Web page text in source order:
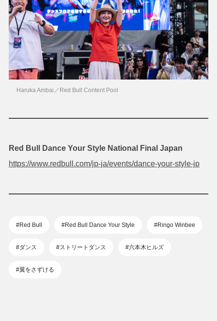
Haruka Ambai／Red Bull Content Pool
Red Bull Dance Your Style National Final Japan
https://www.redbull.com/jp-ja/events/dance-your-style-jp
#Red Bull #Red Bull Dance Your Style #Ringo Winbee
#ダンス #ストリートダンス #六本木ヒルズ
#翼をさずける